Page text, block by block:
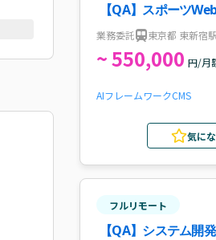
【QA】スポーツ
件・求人
業務委託 東京都 東新宿駅
~ 550,000 円/月
AIフレームワークCMS
気に
フルリモート
【QA】システム開